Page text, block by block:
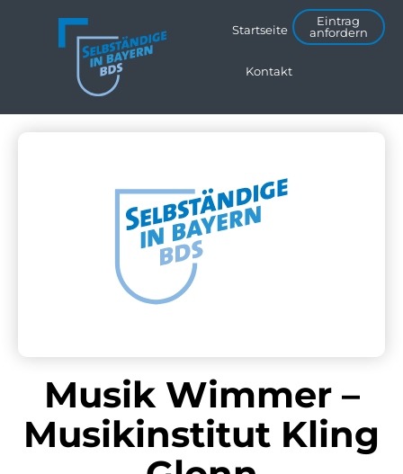
Startseite
Kontakt
Eintrag
anfordern
Musik Wimmer –
Musikinstitut Kling